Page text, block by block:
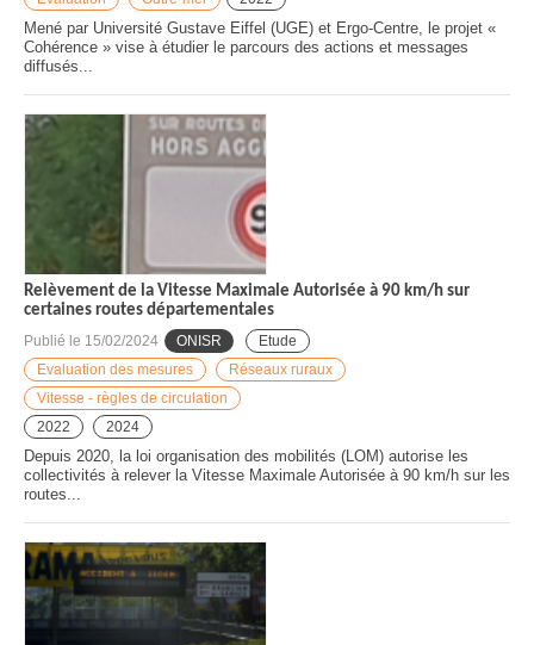
Mené par Université Gustave Eiffel (UGE) et Ergo-Centre, le projet «
Cohérence » vise à étudier le parcours des actions et messages
diffusés...
Relèvement de la Vitesse Maximale Autorisée à 90 km/h sur
certaines routes départementales
Publié le 15/02/2024 ONISR
Etude
Evaluation des mesures
Réseaux ruraux
Vitesse - règles de circulation
2022
2024
Depuis 2020, la loi organisation des mobilités (LOM) autorise les
collectivités à relever la Vitesse Maximale Autorisée à 90 km/h sur les
routes...